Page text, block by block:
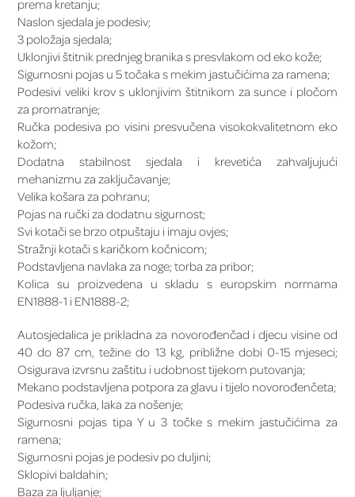
prema kretanju;
Naslon sjedala je podesiv;
3 položaja sjedala;
Uklonjivi štitnik prednjeg branika s presvlakom od eko kože;
Sigurnosni pojas u 5 točaka s mekim jastučićima za ramena;
Podesivi veliki krov s uklonjivim štitnikom za sunce i pločom
za promatranje;
Ručka podesiva po visini presvučena visokokvalitetnom eko
kožom;
Dodatna stabilnost sjedala i krevetića zahvaljujući
mehanizmu za zaključavanje;
Velika košara za pohranu;
Pojas na ručki za dodatnu sigurnost;
Svi kotači se brzo otpuštaju i imaju ovjes;
Stražnji kotači s karičkom kočnicom;
Podstavljena navlaka za noge; torba za pribor;
Kolica su proizvedena u skladu s europskim normama
EN1888-1 i EN1888-2;
Autosjedalica je prikladna za novorođenčad i djecu visine od
40 do 87 cm, težine do 13 kg, približne dobi 0-15 mjeseci;
Osigurava izvrsnu zaštitu i udobnost tijekom putovanja;
Mekano podstavljena potpora za glavu i tijelo novorođenčeta;
Podesiva ručka, laka za nošenje;
Sigurnosni pojas tipa Y u 3 točke s mekim jastučićima za
ramena;
Sigurnosni pojas je podesiv po duljini;
Sklopivi baldahin;
Baza za ljuljanje;